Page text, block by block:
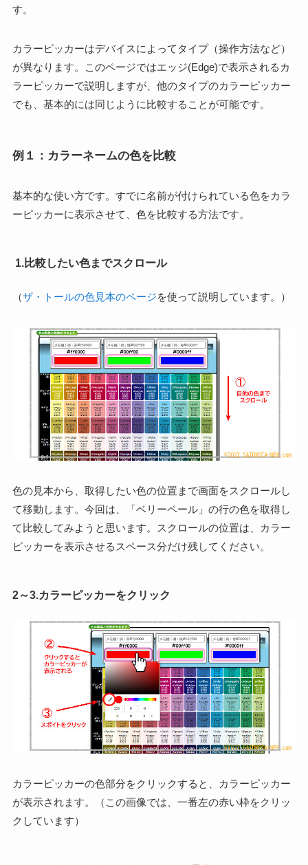
す。
カラーピッカーはデバイスによってタイプ（操作方法など）
が異なります。このページではエッジ(Edge)で表示されるカ
ラーピッカーで説明しますが、他のタイプのカラーピッカー
でも、基本的には同じように比較することが可能です。
例１：カラーネームの色を比較
基本的な使い方です。すでに名前が付けられている色をカラ
ーピッカーに表示させて、色を比較する方法です。
1.比較したい色までスクロール
（ザ・トールの色見本のページを使って説明しています。）
色の見本から、取得したい色の位置まで画面をスクロールし
て移動します。今回は、「ベリーペール」の行の色を取得し
て比較してみようと思います。スクロールの位置は、カラー
ピッカーを表示させるスペース分だけ残してください。
2～3.カラーピッカーをクリック
カラーピッカーの色部分をクリックすると、カラーピッカー
が表示されます。（この画像では、一番左の赤い枠をクリッ
クしています）